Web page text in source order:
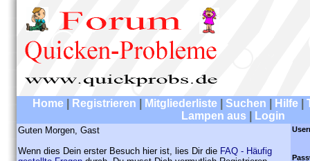
Home Registrieren Mitgliederliste Suchen Hilfe
Lampen aus
Login
Guten Morgen, Gast
Wenn dies Dein erster Besuch hier ist, lies Dir die FAQ - Häufig